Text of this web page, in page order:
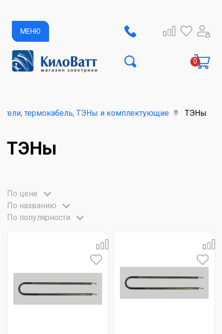
МЕНЮ
термокабель, ТЭНы и комплектующие ТЭНы
ТЭНы
По цене
По названию
По популярности